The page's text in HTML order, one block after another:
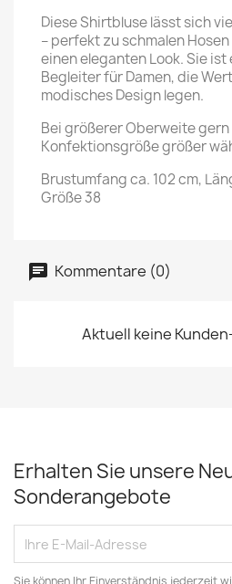
Diese Shirtbluse lässt sich
– perfekt zu schmalen
einen eleganten Look. Sie ist
Begleiter für Damen, die
modisches Design legen.
Bei größerer Oberweite gern
Konfektionsgröße größer
Brustumfang ca. 102 cm,
Größe 38
Kommentare (0)
Aktuell keine
Erhalten Sie unsere
Sonderangebote
Sie können Ihr Einverständnis jederzeit